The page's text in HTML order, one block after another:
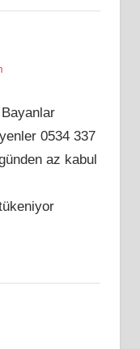
0534 337
az kabul